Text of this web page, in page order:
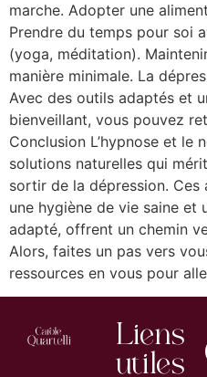
marche. Adopter une
Prendre du temps pour soi
(yoga, méditation).
manière minimale. La
Avec des outils adaptés et
bienveillant, vous pouvez
Conclusion L’hypnose et le
solutions naturelles qui
sortir de la dépression. Ces
une hygiène de vie saine et
adapté, offrent un chemin
Alors, faites un pas vers
ressources en vous pour
Liens